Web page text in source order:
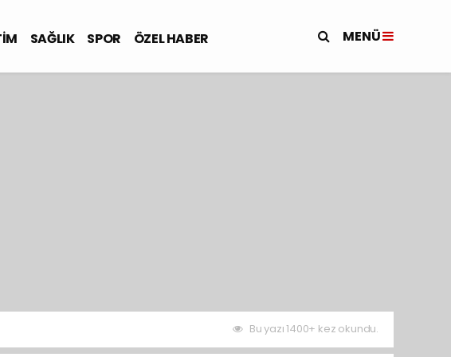
SAĞLIK SPOR ÖZEL HABER MENÜ
Bu yazı 1400+ kez okundu.